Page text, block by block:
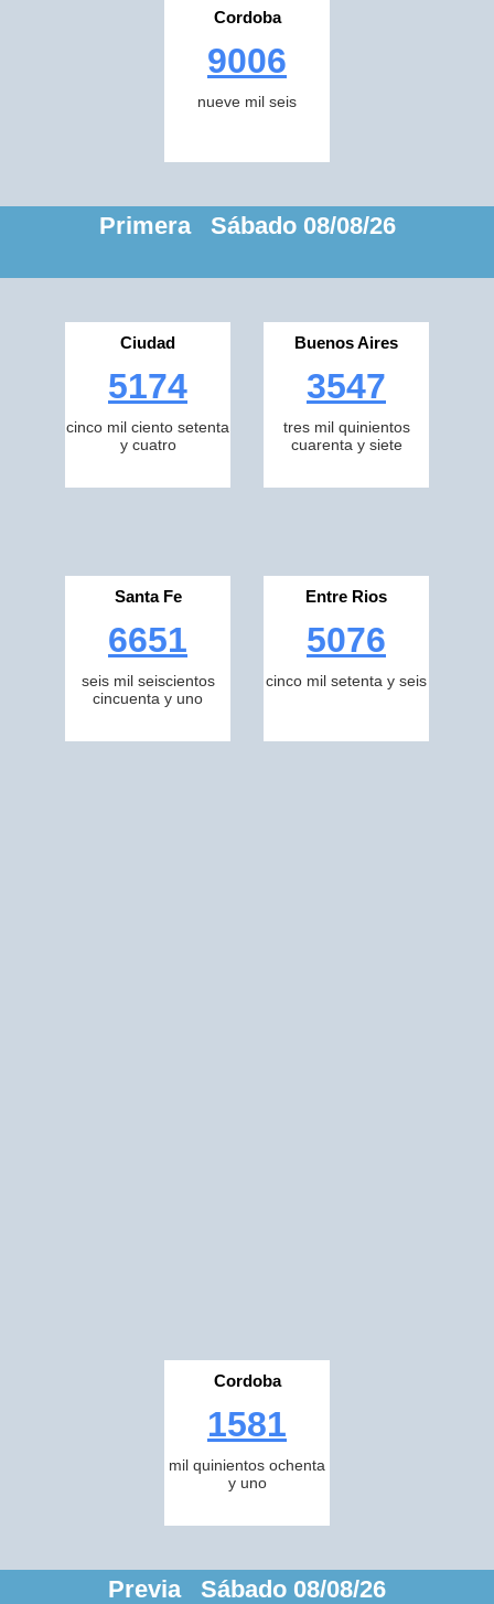
Cordoba
9006
nueve mil seis
Primera Sábado 08/08/26
Ciudad
5174
cinco mil ciento setenta
y cuatro
Buenos Aires
3547
tres mil quinientos
cuarenta y siete
Santa Fe
6651
seis mil seiscientos
cincuenta y uno
Entre Rios
5076
cinco mil setenta y seis
Cordoba
1581
mil quinientos ochenta
y uno
Previa Sábado 08/08/26